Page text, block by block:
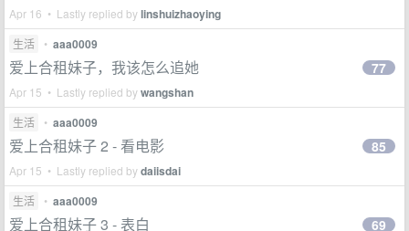
Apr 16 • Lastly replied bylinshuizhaoying
生活 • aaa0009
爱上合租妹子，我该怎么追她
Apr 15 • Lastly replied bywangshan
77
生活 • aaa0009
爱上合租妹子 2 - 看电影
Apr 15 • Lastly replied bydaiisdai
85
生活 • aaa0009
爱上合租妹子 3 - 表白 69